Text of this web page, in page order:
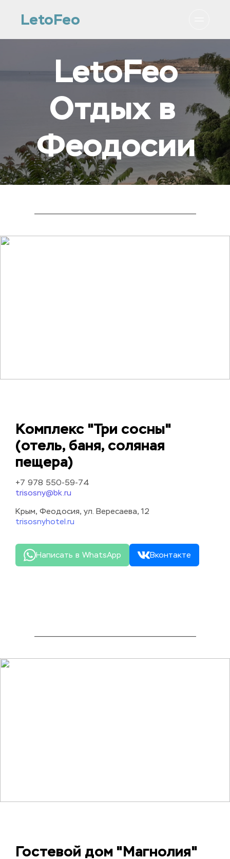
LetoFeo
LetoFeo
Отдых в
Феодосии
Комплекс "Три сосны"
(отель, баня, соляная
пещера)
+7 978 550-59-74
trisosny@bk.ru
Крым, Феодосия, ул. Вересаева, 12
trisosnyhotel.ru
Написать в WhatsApp Вконтакте
Гостевой дом "Магнолия"